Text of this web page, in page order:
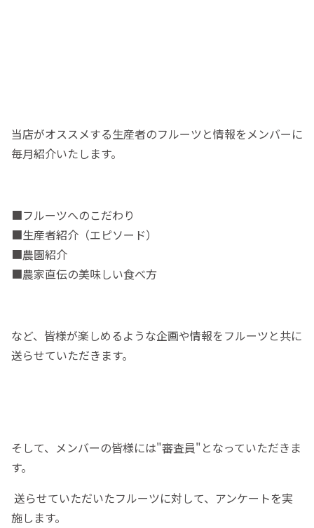
当店がオススメする生産者のフルーツと情報をメンバーに
毎月紹介いたします。
■フルーツへのこだわり
■生産者紹介（エピソード）
■農園紹介
■農家直伝の美味しい食べ方
など、皆様が楽しめるような企画や情報をフルーツと共に
送らせていただきます。
そして、メンバーの皆様には"審査員"となっていただきま
す。
送らせていただいたフルーツに対して、 アンケートを実
施します。